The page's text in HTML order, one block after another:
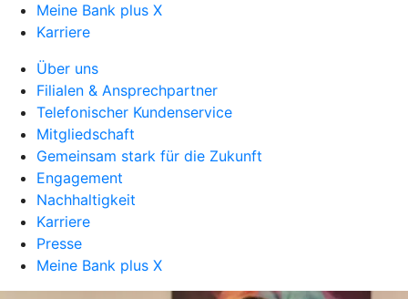
Meine Bank plus X
Karriere
Über uns
Filialen & Ansprechpartner
Telefonischer Kundenservice
Mitgliedschaft
Gemeinsam stark für die Zukunft
Engagement
Nachhaltigkeit
Karriere
Presse
Meine Bank plus X